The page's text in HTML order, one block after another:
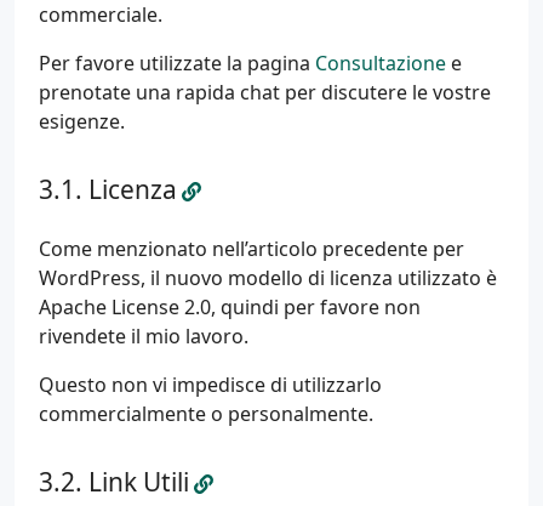
commerciale.
Per favore utilizzate la pagina Consultazione e
prenotate una rapida chat per discutere le vostre
esigenze.
Licenza
Come menzionato nell’articolo precedente per
WordPress, il nuovo modello di licenza utilizzato è
Apache License 2.0, quindi per favore non
rivendete il mio lavoro.
Questo non vi impedisce di utilizzarlo
commercialmente o personalmente.
Link Utili